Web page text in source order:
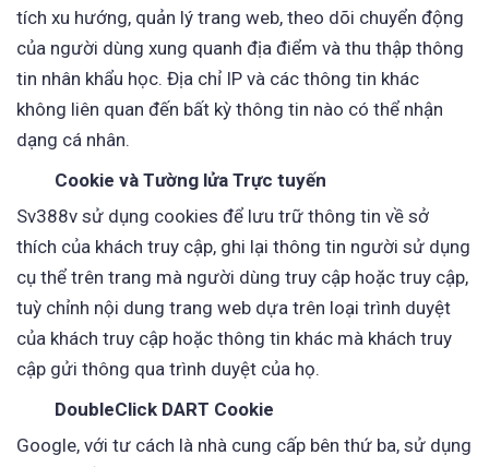
tích xu hướng, quản lý trang web, theo dõi chuyển động
của người dùng xung quanh địa điểm và thu thập thông
tin nhân khẩu học. Địa chỉ IP và các thông tin khác
không liên quan đến bất kỳ thông tin nào có thể nhận
dạng cá nhân.
Cookie và Tường lửa Trực tuyến
Sv388v sử dụng cookies để lưu trữ thông tin về sở
thích của khách truy cập, ghi lại thông tin người sử dụng
cụ thể trên trang mà người dùng truy cập hoặc truy cập,
tuỳ chỉnh nội dung trang web dựa trên loại trình duyệt
của khách truy cập hoặc thông tin khác mà khách truy
cập gửi thông qua trình duyệt của họ.
DoubleClick DART Cookie
Google, với tư cách là nhà cung cấp bên thứ ba, sử dụng